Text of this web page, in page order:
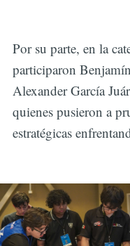
Por su parte, en la
participaron
Alexander García
quienes pusieron a
estratégicas